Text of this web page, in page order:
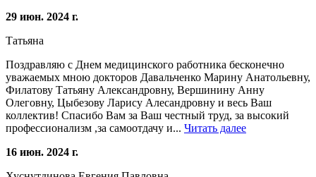
29 июн. 2024 г.
Татьяна
Поздравляю с Днем медицинского работника бесконечно
уважаемых мною докторов Давальченко Марину Анатольевну,
Филатову Татьяну Александровну, Вершинину Анну
Олеговну, Цыбезову Ларису Алесандровну и весь Ваш
коллектив! Спасибо Вам за Ваш честный труд, за высокий
профессионализм ,за самоотдачу и... Читать далее
16 июн. 2024 г.